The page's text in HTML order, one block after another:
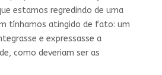
estamos regredindo de uma
tínhamos atingido de fato: um
e expressasse a
como deveriam ser as